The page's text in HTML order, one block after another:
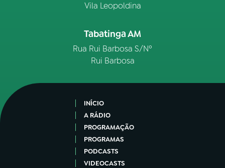
Vila Leopoldina
Tabatinga AM
Rua Rui Barbosa S/Nº
Rui Barbosa
INÍCIO
A RÁDIO
PROGRAMAÇÃO
PROGRAMAS
PODCASTS
VIDEOCASTS